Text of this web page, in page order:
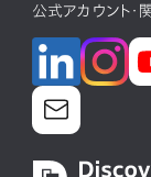
公式アカウント・